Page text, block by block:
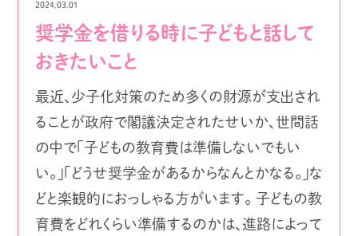
2024.03.01
奨学金を借りる時に子どもと話して
おきたいこと
最近、少子化対策のため多くの財源が支出され
ることが政府で閣議決定されたせいか、世間話
の中で「子どもの教育費は準備しないでもい
い。」「どうせ奨学金があるからなんとかなる。」な
どと楽観的におっしゃる方がいます。 子どもの教
育費をどれくらい準備するのかは、進路によって